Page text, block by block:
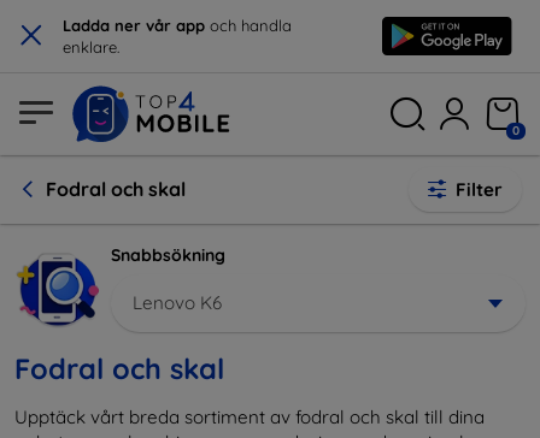
× Ladda ner vår app och handla
enklare.
0
Fodral och skal Filter
Snabbsökning
Lenovo K6
Fodral och skal
Upptäck vårt breda sortiment av fodral och skal till dina